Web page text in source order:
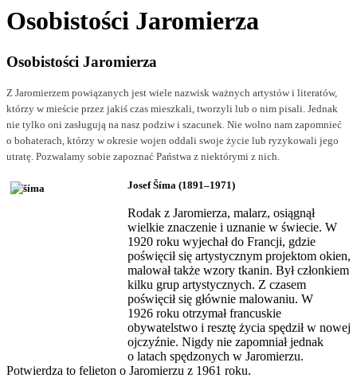
Osobistości Jaromierza
Osobistości Jaromierza
Z Jaromierzem powiązanych jest wiele nazwisk ważnych artystów i literatów,
którzy w mieście przez jakiś czas mieszkali, tworzyli lub o nim pisali. Jednak
nie tylko oni zasługują na nasz podziw i szacunek. Nie wolno nam zapomnieć
o bohaterach, którzy w okresie wojen oddali swoje życie lub ryzykowali jego
utratę. Pozwalamy sobie zapoznać Państwa z niektórymi z nich.
Josef Šíma (1891–1971)
Rodak z Jaromierza, malarz, osiągnął
wielkie znaczenie i uznanie w świecie. W
1920 roku wyjechał do Francji, gdzie
poświęcił się artystycznym projektom okien,
malował także wzory tkanin. Był członkiem
kilku grup artystycznych. Z czasem
poświęcił się głównie malowaniu. W
1926 roku otrzymał francuskie
obywatelstwo i resztę życia spędził w nowej
ojczyźnie. Nigdy nie zapomniał jednak
o latach spędzonych w Jaromierzu.
Potwierdza to felieton o Jaromierzu z 1961 roku.